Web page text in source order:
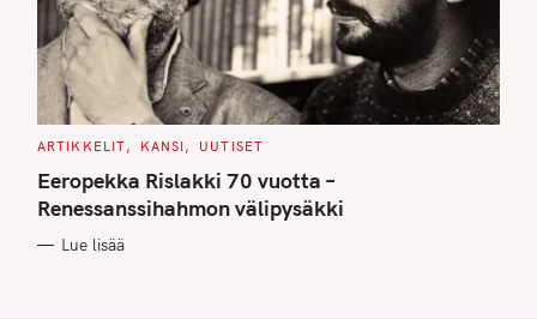
C
T
E
G
O
I
ARTIKKELIT KANSI UUTISET
Eeropekka Rislakki 70 vuotta –
Renessanssihahmon välipysäkki
Lue lisää